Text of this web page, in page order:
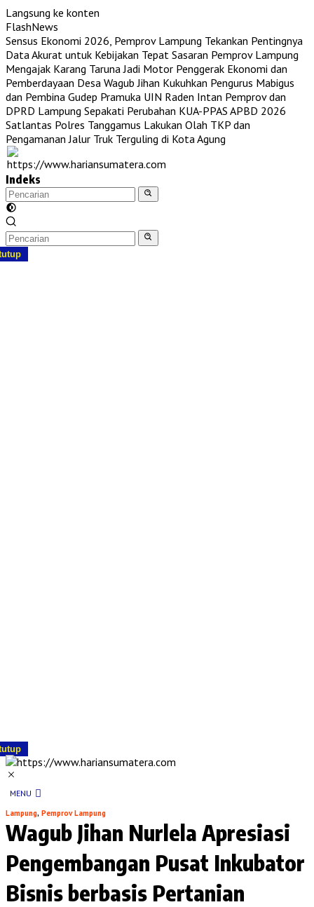
Langsung ke konten
FlashNews
Sensus Ekonomi 2026, Pemprov Lampung Tekankan Pentingnya
Data Akurat untuk Kebijakan Tepat Sasaran Pemprov Lampung
Mengajak Karang Taruna Jadi Motor Penggerak Ekonomi dan
Pemberdayaan Desa Wagub Jihan Kukuhkan Pengurus Mabigus
dan Pembina Gudep Pramuka UIN Raden Intan Pemprov dan
DPRD Lampung Sepakati Perubahan KUA-PPAS APBD 2026
Satlantas Polres Tanggamus Lakukan Olah TKP dan
Pengamanan Jalur Truk Terguling di Kota Agung
Indeks
MENU
Lampung, Pemprov Lampung
Wagub Jihan Nurlela Apresiasi
Pengembangan Pusat Inkubator
Bisnis berbasis Pertanian